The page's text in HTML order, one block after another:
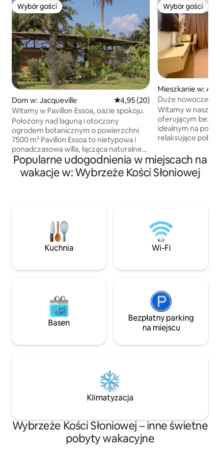
Wybór gości
Wybór gości
Dom w: Jacqueville Średnia ocena: 4,95 na 5,
4,95 (20)
Witamy w Pavillon Essoa, oazie spokoju.
Położony nad laguną i otoczony
ogrodem botanicznym o powierzchni
7500 m² Pavillon Essoa to nietypowa i
ponadczasowa willa, łącząca naturalne
materiały, współczesny design i
niezależność energetyczną w 100%
zapewnianą przez słońce. Jej otwarte
jako wciągające i uspokajające miejsce
wypoczynku w sercu Jacqueville w
Republice Wybrzeża Kości Słoniowej
Projekt: MOYÉSOA
Wybór gości
Wybór gości
Mieszkanie w:
Duże
klimatyzacja i Wi-
Witamy w
oferującym
idealnym na
relaksujące pobyty. Łóżko typu
zameldowanie, w
kuchnia,
biurowa,
Z przyjemnością
w naszym
zapewnić
Popularne udogodnienia w miejscach na
wakacje w: Wybrzeże Kości Słoniowej
Kuchnia Wi-Fi
Basen
Bezpłatny parking
na miejscu
Klimatyzacja
Wybrzeże Kości Słoniowej – inne świetne
pobyty wakacyjne